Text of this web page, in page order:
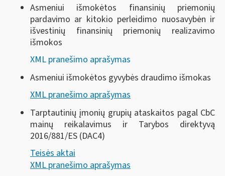
Asmeniui išmokėtos finansinių priemonių
pardavimo ar kitokio perleidimo nuosavybėn ir
išvestinių finansinių priemonių realizavimo
išmokos
XML pranešimo aprašymas
Asmeniui išmokėtos gyvybės draudimo išmokas
XML pranešimo aprašymas
Tarptautinių įmonių grupių ataskaitos pagal CbC
mainų reikalavimus ir Tarybos direktyvą
2016/881/ES (DAC4)
Teisės aktai
XML pranešimo aprašymas